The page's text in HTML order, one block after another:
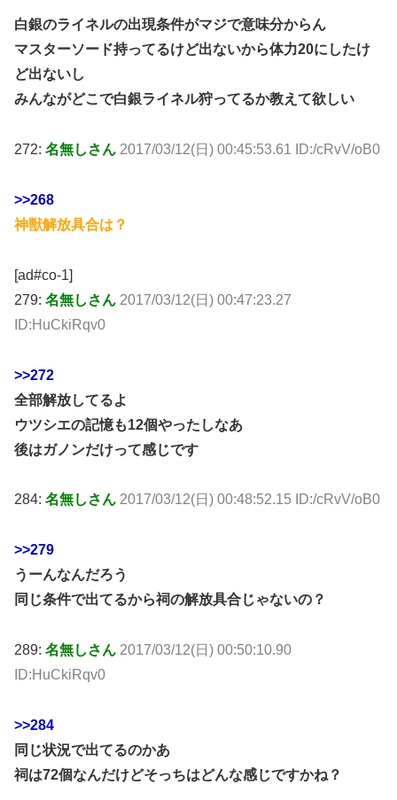
白銀のライネルの出現条件がマジで意味分からん
マスターソード持ってるけど出ないから体力20にしたけ
ど出ないし
みんながどこで白銀ライネル狩ってるか教えて欲しい
272: 名無しさん 2017/03/12(日) 00:45:53.61 ID:/cRvV/oB0
>>268
神獣解放具合は？
[ad#co-1]
279: 名無しさん 2017/03/12(日) 00:47:23.27
ID:HuCkiRqv0
>>272
全部解放してるよ
ウツシエの記憶も12個やったしなあ
後はガノンだけって感じです
284: 名無しさん 2017/03/12(日) 00:48:52.15 ID:/cRvV/oB0
>>279
うーんなんだろう
同じ条件で出てるから祠の解放具合じゃないの？
289: 名無しさん 2017/03/12(日) 00:50:10.90
ID:HuCkiRqv0
>>284
同じ状況で出てるのかあ
祠は72個なんだけどそっちはどんな感じですかね？